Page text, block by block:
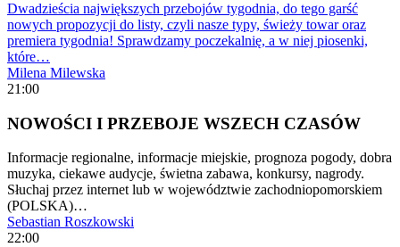
Dwadzieścia największych przebojów tygodnia, do tego garść
nowych propozycji do listy, czyli nasze typy, świeży towar oraz
premiera tygodnia! Sprawdzamy poczekalnię, a w niej piosenki,
które…
Milena Milewska
21:00
NOWOŚCI I PRZEBOJE WSZECH CZASÓW
Informacje regionalne, informacje miejskie, prognoza pogody, dobra
muzyka, ciekawe audycje, świetna zabawa, konkursy, nagrody.
Słuchaj przez internet lub w województwie zachodniopomorskiem
(POLSKA)…
Sebastian Roszkowski
22:00